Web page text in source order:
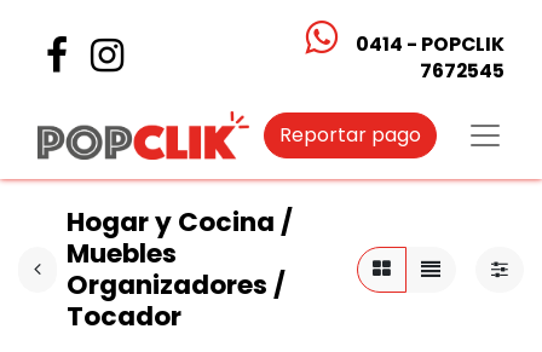
0414 - POPCLIK
7672545
Reportar pago
Hogar y Cocina /
Muebles
Organizadores /
Tocador